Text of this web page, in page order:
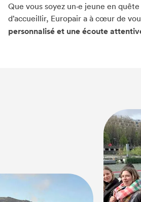
Que vous soyez un·e jeune en
d’accueillir, Europair a à cœur de
personnalisé et une écoute